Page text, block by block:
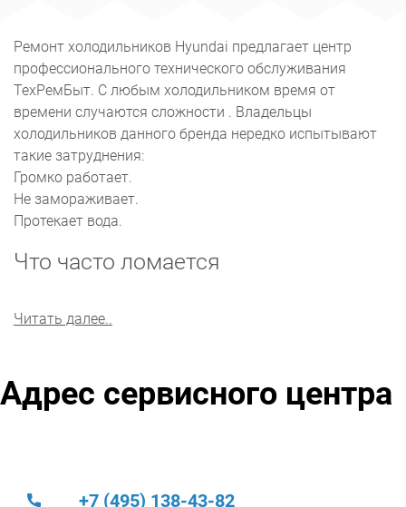
Ремонт холодильников Hyundai предлагает центр
профессионального технического обслуживания
ТехРемБыт. С любым холодильником время от
времени случаются сложности . Владельцы
холодильников данного бренда нередко испытывают
такие затруднения:
Громко работает.
Не замораживает.
Протекает вода.
Что часто ломается
Наши специалисты быстро найдут причину поломки, и
или фильтр-осушителя. Также часто приходится
ремонтировать мотор-компрессор и блок управления.
производятся по регламенту производителя
Читать далее..
Адрес сервисного центра
+7 (495) 138-43-82